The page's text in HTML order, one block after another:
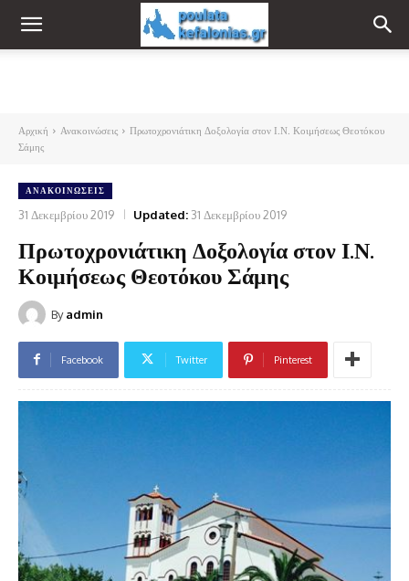
Αρχική Ανακοινώσεις
Πρωτοχρονιάτικη Δοξολογία στον Ι.Ν. Κοιμήσεως Θεοτόκου
Σάμης
ΑΝΑΚΟΙΝΏΣΕΙΣ
31 Δεκεμβρίου 2019 Updated: 31 Δεκεμβρίου 2019
Πρωτοχρονιάτικη Δοξολογία στον Ι.Ν.
Κοιμήσεως Θεοτόκου Σάμης
By admin
Facebook Twitter Pinterest